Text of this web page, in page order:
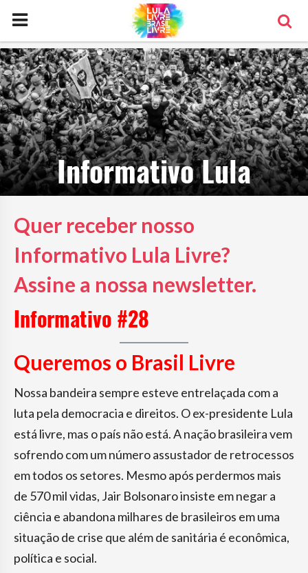
Informativo Lula
Quer receber nosso
Informativo Lula Livre?
Assine a nossa newsletter.
Informativo #28
Queremos o Brasil Livre
Nossa bandeira sempre esteve entrelaçada com a
luta pela democracia e direitos. O ex-presidente Lula
está livre, mas o país não está. A nação brasileira vem
sofrendo com um número assustador de retrocessos
em todos os setores. Mesmo após perdermos mais
de 570 mil vidas, Jair Bolsonaro insiste em negar a
ciência e abandona milhares de brasileiros em uma
situação de crise que além de sanitária é econômica,
política e social.